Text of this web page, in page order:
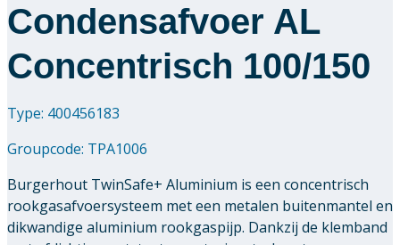
Condensafvoer AL
Concentrisch 100/150
Type: 400456183
Groupcode: TPA1006
Burgerhout TwinSafe+ Aluminium is een concentrisch
rookgasafvoersysteem met een metalen buitenmantel en
dikwandige aluminium rookgaspijp. Dankzij de klemband